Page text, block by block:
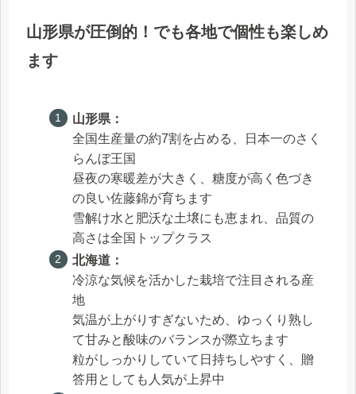
山形県が圧倒的！でも各地で個性も楽しめ
ます
山形県：
全国生産量の約7割を占める、日本一のさく
らんぼ王国
昼夜の寒暖差が大きく、糖度が高く色づき
の良い佐藤錦が育ちます
雪解け水と肥沃な土壌にも恵まれ、品質の
高さは全国トップクラス
北海道：
冷涼な気候を活かした栽培で注目される産
地
気温が上がりすぎないため、ゆっくり熟し
て甘みと酸味のバランスが際立ちます
粒がしっかりしていて日持ちしやすく、贈
答用としても人気が上昇中